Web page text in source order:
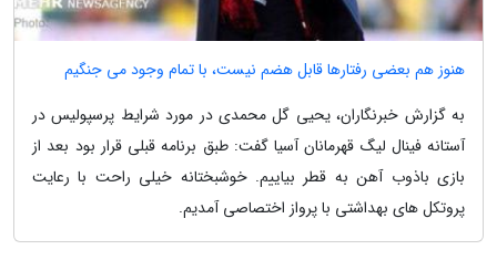
هنوز هم بعضی رفتارها قابل هضم نیست، با تمام وجود می جنگیم
به گزارش خبرنگاران، یحیی گل محمدی در مورد شرایط پرسپولیس در
آستانه فینال لیگ قهرمانان آسیا گفت: طبق برنامه قبلی قرار بود بعد از
بازی باذوب آهن به قطر بیاییم. خوشبختانه خیلی راحت با رعایت
پروتکل های بهداشتی با پرواز اختصاصی آمدیم.